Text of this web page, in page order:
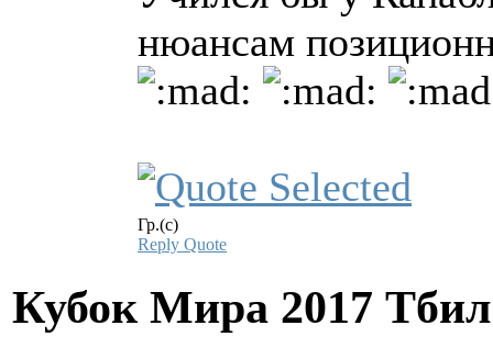
нюансам
Гр.(с)
Reply Quote
Кубок Мира 2017